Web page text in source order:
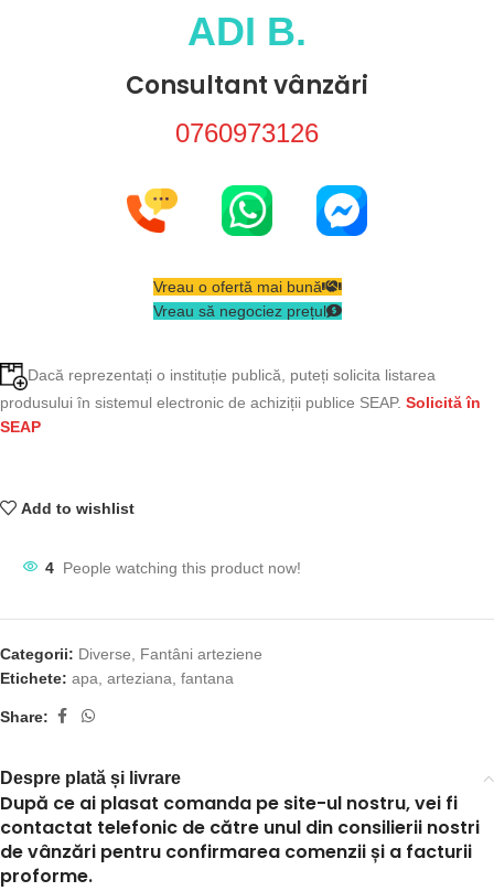
ADI B.
Consultant vânzări
0760973126
Vreau o ofertă mai bună
Vreau să negociez prețul
Dacă reprezentați o instituție publică, puteți solicita listarea
produsului în sistemul electronic de achiziții publice SEAP. Solicită în
SEAP
Add to wishlist
4 People watching this product now!
Categorii: Diverse, Fantâni arteziene
Etichete: apa, arteziana, fantana
Share:
Despre plată și livrare
După ce ai plasat comanda pe site-ul nostru, vei fi
contactat telefonic de către unul din consilierii nostri
de vânzări pentru confirmarea comenzii și a facturii
proforme.